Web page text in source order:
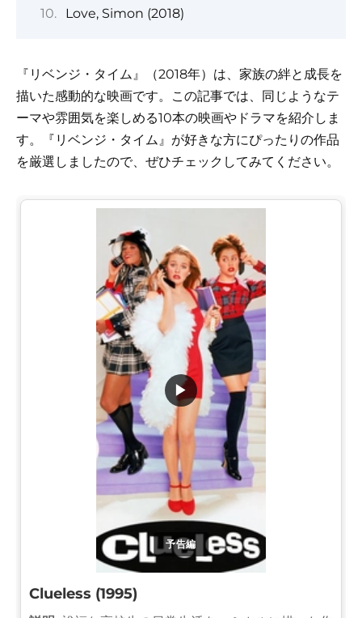
Love, Simon (2018)
『リベンジ・タイム』（2018年）は、家族の絆と成長を
描いた感動的な映画です。この記事では、同じようなテ
ーマや雰囲気を楽しめる10本の映画やドラマを紹介しま
す。『リベンジ・タイム』が好きな方にぴったりの作品
を厳選しましたので、ぜひチェックしてみてください。
予告編
▶
Clueless (1995)